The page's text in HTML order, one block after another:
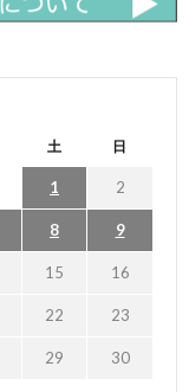
土 日
1 2
8 9
15 16
22 23
29 30